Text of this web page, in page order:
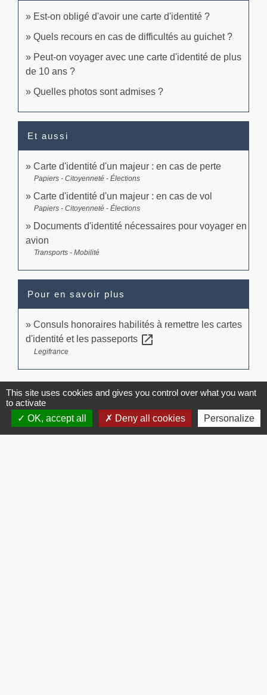
Est-on obligé d'avoir une carte d'identité ?
Quels recours en cas de difficultés au guichet ?
Peut-on voyager avec une carte d'identité de plus
de 10 ans ?
Quelles photos sont admises ?
Et aussi
Carte d'identité d'un majeur : en cas de perte
Papiers - Citoyenneté - Élections
Carte d'identité d'un majeur : en cas de vol
Papiers - Citoyenneté - Élections
Documents d'identité nécessaires pour voyager en
avion
Transports - Mobilité
Pour en savoir plus
Consuls honoraires habilités à remettre les cartes
d'identité et les passeports open_in_new
Legifrance
This site uses cookies and gives you control over what you want
to activate
OK, accept all
Deny all cookies Personalize